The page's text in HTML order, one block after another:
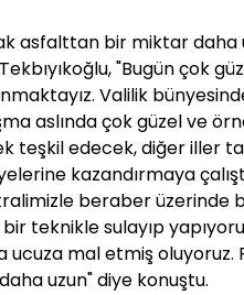
asfalttan bir miktar
"Bugün çok
Valilik
aslında çok güzel ve
teşkil edecek, diğer iller
kazandırmaya
beraber üzerinde
teknikle sulayıp
ucuza mal etmiş oluyoruz.
uzun" diye konuştu.